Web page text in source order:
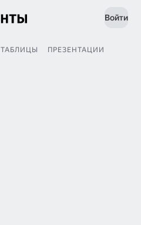
Войти
ТАБЛИЦЫ ПРЕЗЕНТАЦИИ